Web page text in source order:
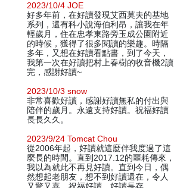
2023/10/4 JOE
好多年前，在好讀發現艾西莫夫的基地
系列，還有科小說海伯利昂，讓我在年
輕歲月，住在忠孝東路旁玉成公園附近
的時候，獲得了很多閱讀的樂趣。時隔
多年，又想在好讀看點書，到了今天，
我第一次在好讀把村上春樹的收音機2讀
完，感謝好讀~
2023/10/3 snow
非常喜歡好讀，感謝好讀無私的付出與
陪伴的歲月。永遠支持好讀。祝福好讀
長長久久。
2023/9/24 Tomcat Chou
從2006年起，好讀就這麼伴我度過了這
麼長的時間。直到2017.12的噩耗傳來，
我以為就此不再見好讀。直到今日，偶
然想起老朋友，想不到好讀還在，令人